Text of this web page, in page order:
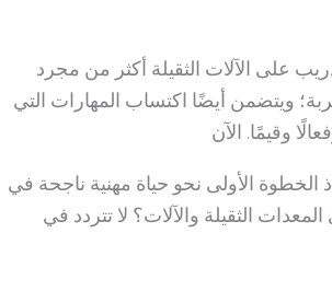
على الآلات الثقيلة أكثر من مجرد
ويتضمن أيضًا اكتساب المهارات التي
وقيمًا. الآن
الخطوة الأولى نحو حياة مهنية ناجحة في
الثقيلة والآلات؟ لا تتردد في